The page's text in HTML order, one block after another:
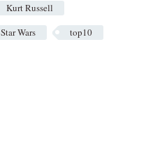
Kurt Russell
Star Wars top10